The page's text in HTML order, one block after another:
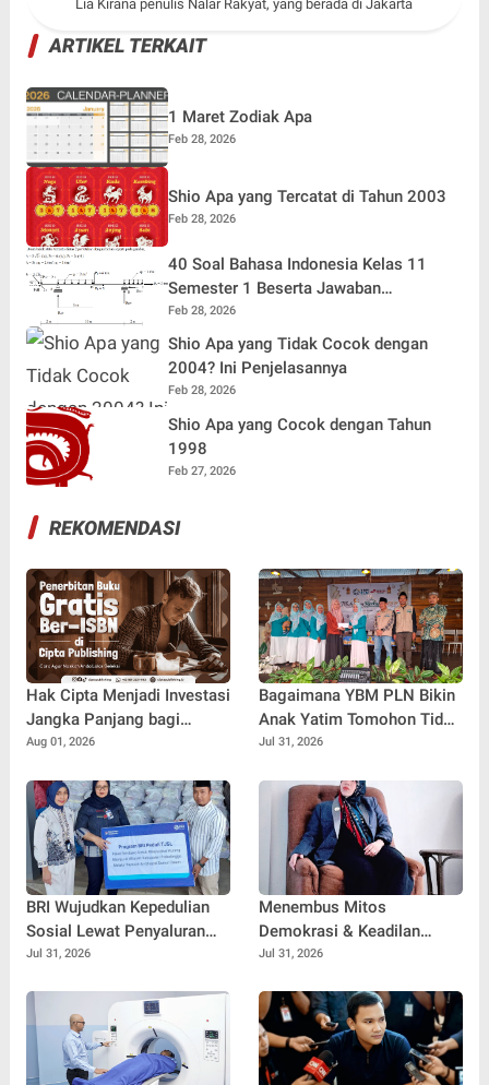
Lia Kirana penulis Nalar Rakyat, yang berada di Jakarta
ARTIKEL TERKAIT
1 Maret Zodiak Apa
Feb 28, 2026
Shio Apa yang Tercatat di Tahun 2003
Feb 28, 2026
40 Soal Bahasa Indonesia Kelas 11
Semester 1 Beserta Jawaban
Terlengkap
Feb 28, 2026
Shio Apa yang Tidak Cocok dengan
2004? Ini Penjelasannya
Feb 28, 2026
Shio Apa yang Cocok dengan Tahun
1998
Feb 27, 2026
REKOMENDASI
Hak Cipta Menjadi Investasi
Jangka Panjang bagi
Penulis Buku
Aug 01, 2026
Bagaimana YBM PLN Bikin
Anak Yatim Tomohon Tidak
Tertinggal di Tahun Ajaran
Jul 31, 2026
BRI Wujudkan Kepedulian
Sosial Lewat Penyaluran
Paket Sembako di
Jul 31, 2026
Menembus Mitos
Demokrasi & Keadilan
Sosial: Adv. Fara Fariha
Simpati Publik dan Aksi
Main Hakim Sendiri
Jul 31, 2026